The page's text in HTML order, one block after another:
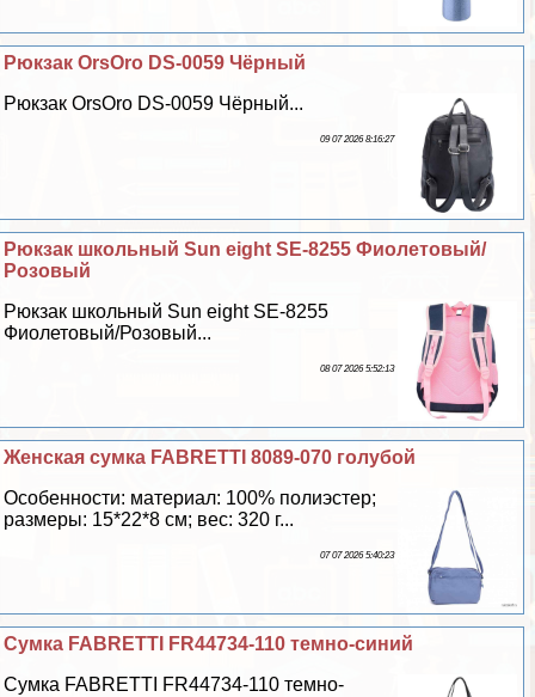
Рюкзак OrsOro DS-0059 Чёрный
Рюкзак OrsOro DS-0059 Чёрный...
09 07 2026 8:16:27
Рюкзак школьный Sun eight SE-8255 Фиолетовый/
Розовый
Рюкзак школьный Sun eight SE-8255
Фиолетовый/Розовый...
08 07 2026 5:52:13
Женская сумка FABRETTI 8089-070 гoлyбой
Особенности: материал: 100% полиэстер;
размеры: 15*22*8 см; вес: 320 г...
07 07 2026 5:40:23
Сумка FABRETTI FR44734-110 темно-синий
Сумка FABRETTI FR44734-110 темно-